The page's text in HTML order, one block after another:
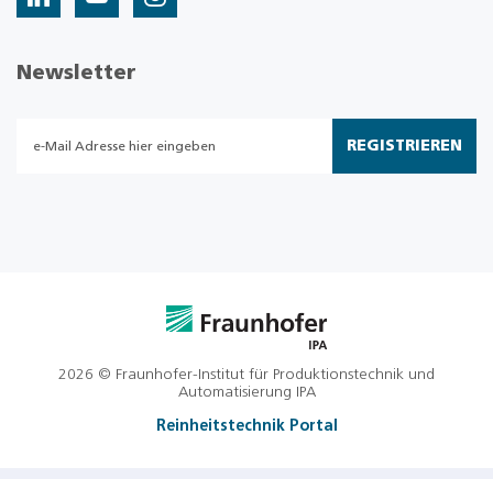
Newsletter
REGISTRIEREN
2026 © Fraunhofer-Institut für Produktionstechnik und
Automatisierung IPA
Reinheitstechnik Portal